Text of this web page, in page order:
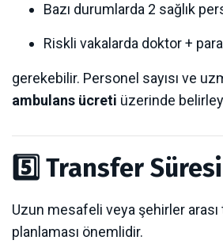
Bazı durumlarda 2 sağlık
Riskli vakalarda doktor +
gerekebilir. Personel sayısı ve
ambulans ücreti üzerinde
5️⃣ Transfer Süresi
Uzun mesafeli veya şehirler
planlaması önemlidir.